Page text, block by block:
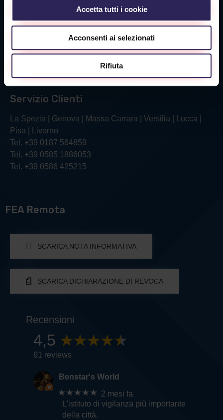
Accetta tutti i cookie
Acconsenti ai selezionati
Rifiuta
Sede Livorno
Via Verga, 26/28
57121 Livorno (LI)
Servizio Clienti
La Spezia | Genova | Massa Carrara | Versilia | Lucca |
Pisa | Livorno
Tel. +39 0187 564859
Tel. +39 0585 1886053
Tel. +39 0586 425215
FEA Remota
SCARICA NOTA INFORMATIVA
SCARICA DICHIARAZIONE DI REVOCA
Recensioni
4,5
61 reviews
Benstar's World
★★★★★ 2 mesi fa
L'istituto di vigilanza più importante
della città.